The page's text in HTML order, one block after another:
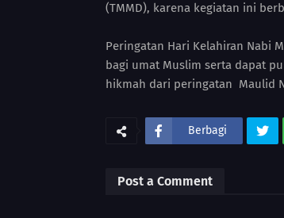
(TMMD), karena kegiatan ini
Peringatan Hari Kelahiran Nabi
bagi umat Muslim serta dapat
hikmah dari peringatan Maulid
Berbagi
Post a Comment